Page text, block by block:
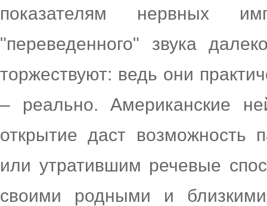
показателям нервных
"переведенного" звука
торжествуют: ведь они
– реально. Американские
открытие даст возможность
или утратившим речевые
своими родными и